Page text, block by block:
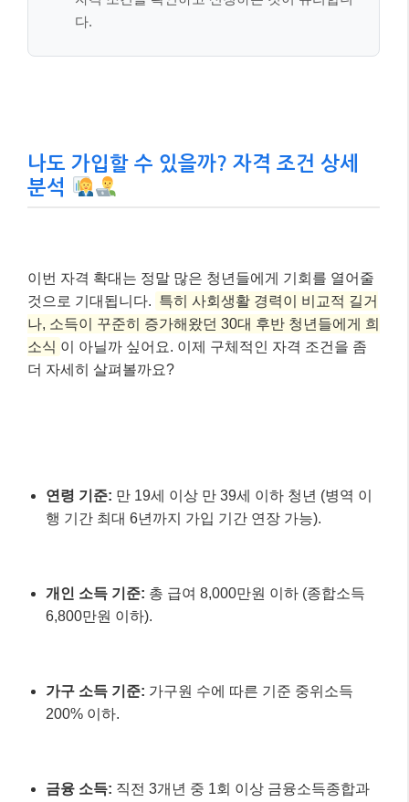
다.
나도 가입할 수 있을까? 자격 조건 상세
분석
이번 자격 확대는 정말 많은 청년들에게 기회를 열어줄
것으로 기대됩니다. 특히 사회생활 경력이 비교적 길거
나, 소득이 꾸준히 증가해왔던 30대 후반 청년들에게 희
소식 이 아닐까 싶어요. 이제 구체적인 자격 조건을 좀
더 자세히 살펴볼까요?
연령 기준: 만 19세 이상 만 39세 이하 청년 (병역 이
행 기간 최대 6년까지 가입 기간 연장 가능).
개인 소득 기준: 총 급여 8,000만원 이하 (종합소득
6,800만원 이하).
가구 소득 기준: 가구원 수에 따른 기준 중위소득
200% 이하.
금융 소득: 직전 3개년 중 1회 이상 금융소득종합과